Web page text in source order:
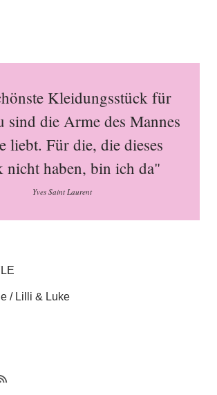
Kleidungsstück für
sind die Arme des Mannes
liebt. Für die, die dieses
nicht haben, bin ich da"
Yves Saint Laurent